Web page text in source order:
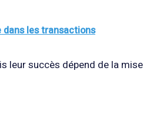
les transactions
leur succès dépend de la mise